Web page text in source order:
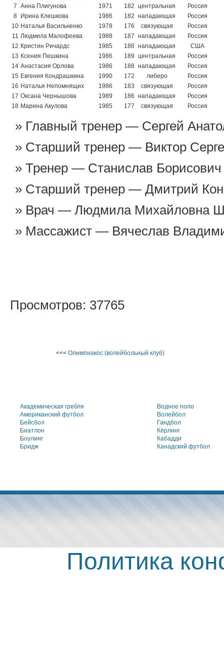
7 Анна Плигунова 1971 182 центральная
Россия
8
Ирина Клешкова 1986 182 нападающая
Россия
10 Наталья Васильченко 1978 176 связующая
Россия
11 Людмила Малофеева 1988 187 нападающая
Россия
12 Кристин Ричардс 1985 186 нападающая
США
13 Ксения Пешкина 1986 189 центральная
Россия
14 Анастасия Орлова 1986 188 нападающая
Россия
15 Евгения Кондрашкина 1990 172 либеро
Россия
16 Наталья Непомнящих 1986 183 связующая
Россия
17 Оксана Чернышова 1989 186 нападающая
Россия
18 Марина Акулова 1985 177 связующая Россия
Главный тренер — Сергей
Старший тренер — Виктор
Тренер — Станислав Борисович
Старший тренер — Дмитрий
Врач — Людмила Михайловна
Массажист — Вячеслав
Просмотров: 37765
<<< Олимпиакос (волейбольный клуб)
Академическая гребля
Американский футбол
Бейсбол
Биатлон
Боулинг
Бридж
Водное поло
Волейбол
Гандбол
Кёрлинг
Кабадди
Канадский футбол
Политика